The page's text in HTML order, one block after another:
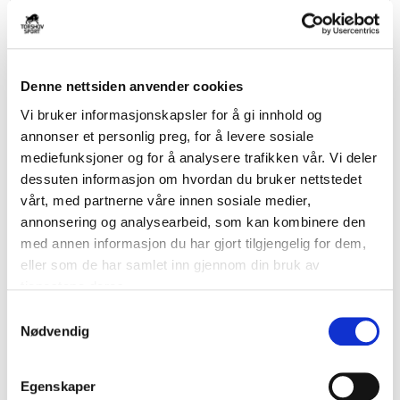
Denne nettsiden anvender cookies
Vi bruker informasjonskapsler for å gi innhold og
annonser et personlig preg, for å levere sosiale
mediefunksjoner og for å analysere trafikken vår. Vi deler
dessuten informasjon om hvordan du bruker nettstedet
vårt, med partnerne våre innen sosiale medier,
annonsering og analysearbeid, som kan kombinere den
med annen informasjon du har gjort tilgjengelig for dem,
eller som de har samlet inn gjennom din bruk av
Nødvendig
Egenskaper
NIKE
FPN Vinterjakke Sort
kr 1519 kr 1899
Langermet Dommerdrakt II Rosa
kr 375
kr 749
- %